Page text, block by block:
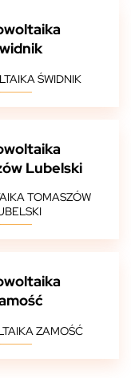
ŚWIDNIK
Lubelski
TOMASZÓW
ZAMOŚĆ